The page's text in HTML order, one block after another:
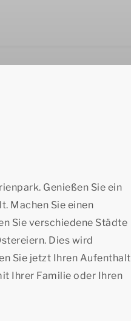
Genießen Sie ein
Machen Sie einen
Sie verschiedene Städte
Dies wird
Sie jetzt Ihren Aufenthalt
Ihrer Familie oder Ihren